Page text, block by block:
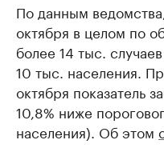
По данным
октября в целом по
более 14 тыс.
10 тыс. населения.
октября показатель
10,8% ниже
населения). Об этом